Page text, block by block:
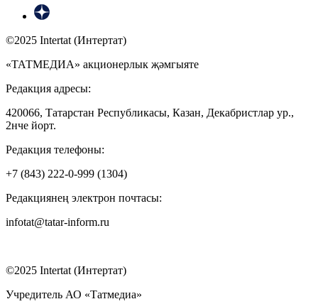
©2025 Intertat (Интертат)
«ТАТМЕДИА» акционерлык җәмгыяте
Редакция адресы:
420066, Татарстан Республикасы, Казан, Декабристлар ур.,
2нче йорт.
Редакция телефоны:
+7 (843) 222-0-999 (1304)
Редакциянең электрон почтасы:
infotat@tatar-inform.ru
©2025 Intertat (Интертат)
Учредитель АО «Татмедиа»